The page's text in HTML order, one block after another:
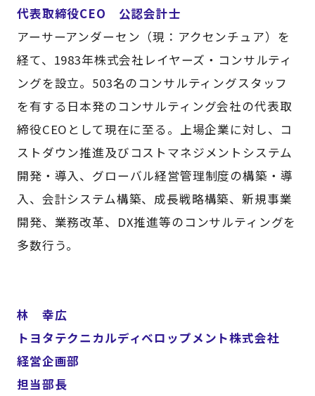
代表取締役CEO 公認会計士
アーサーアンダーセン（現：アクセンチュア）を
経て、1983年株式会社レイヤーズ・コンサルティ
ングを設立。503名のコンサルティングスタッフ
を有する日本発のコンサルティング会社の代表取
締役CEOとして現在に至る。上場企業に対し、コ
ストダウン推進及びコストマネジメントシステム
開発・導入、グローバル経営管理制度の構築・導
入、会計システム構築、成長戦略構築、新規事業
開発、業務改革、DX推進等のコンサルティングを
多数行う。
林 幸広
トヨタテクニカルディベロップメント株式会社
経営企画部
担当部長